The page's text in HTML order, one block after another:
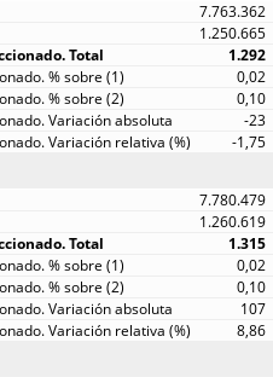
7.763.362
1.250.665
1.292
0,02
0,10
-23
-1,75
7.780.479
1.260.619
1.315
0,02
0,10
107
8,86